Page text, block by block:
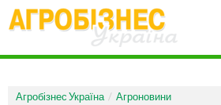
ПРО ЖУРНАЛ
АРХІВ НОМЕРІВ
Агробізнес Україна Агроновини